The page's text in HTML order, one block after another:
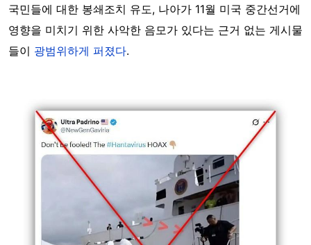
국민들에 대한 봉쇄조치 유도, 나아가 11월 미국 중간선거에
영향을 미치기 위한 사악한 음모가 있다는 근거 없는 게시물
들이 광범위하게 퍼졌다.
Image